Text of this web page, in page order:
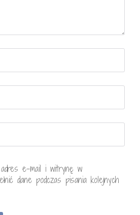
e-mail i witrynę w
dane podczas pisania kolejnych